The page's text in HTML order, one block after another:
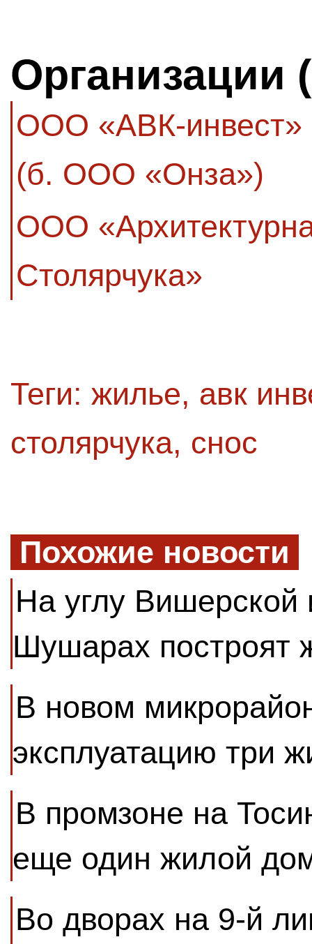
Организации
ООО «АВК-инвест»
(б. ООО «Онза»)
ООО
Столярчука»
Теги: жилье, авк
столярчука, снос
Похожие новости
На углу Вишерской
Шушарах построят
В новом
эксплуатацию три
В промзоне на
еще один жилой
Во дворах на 9-й